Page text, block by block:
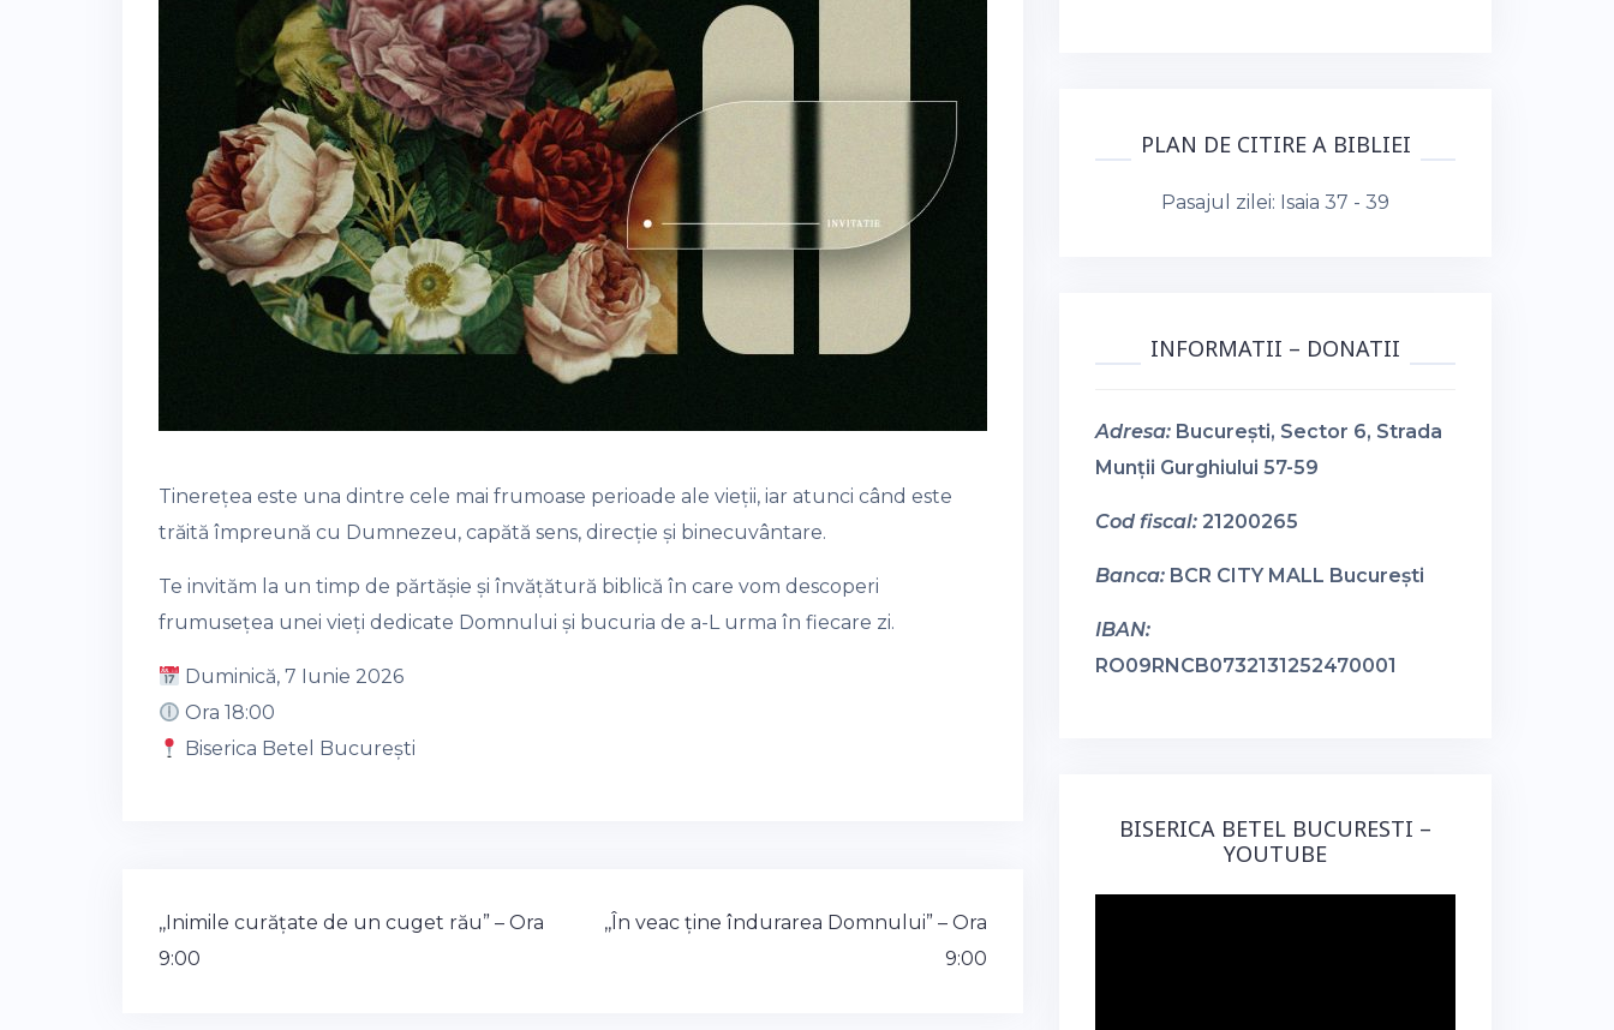
Tinerețea este una dintre cele mai frumoase perioade ale vieții, iar atunci când este
trăită împreună cu Dumnezeu, capătă sens, direcție și binecuvântare.
Te invităm la un timp de părtășie și învățătură biblică în care vom descoperi
frumusețea unei vieți dedicate Domnului și bucuria de a-L urma în fiecare zi.
Duminică, 7 Iunie 2026
Ora 18:00
Biserica Betel București
Post
navigation
,,Inimile curățate de un cuget rău” – Ora
9:00
,,În veac ține îndurarea Domnului” – Ora
9:00
PLAN DE CITIRE A BIBLIEI
Pasajul zilei: Isaia 37 - 39
INFORMATII – DONATII
Adresa: București, Sector 6, Strada
Munții Gurghiului 57-59
Cod fiscal: 21200265
Banca: BCR CITY MALL București
IBAN:
RO09RNCB0732131252470001
BISERICA BETEL BUCURESTI –
YOUTUBE